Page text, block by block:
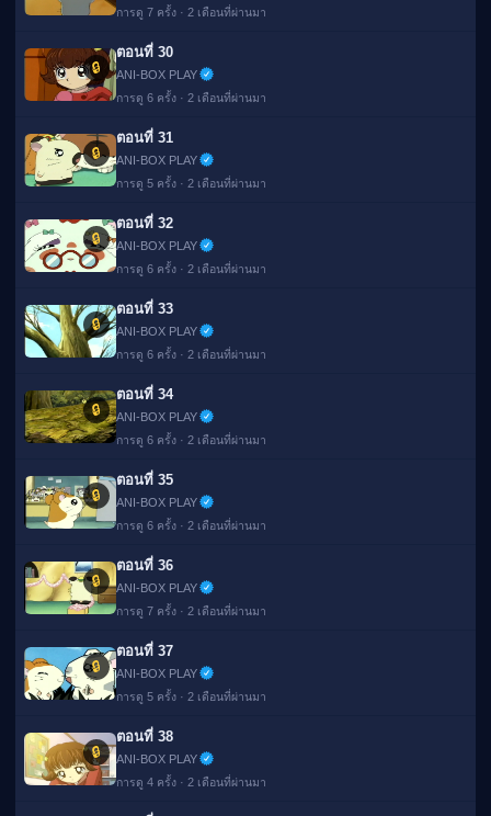
การดู 7 ครั้ง · 2 เดือนที่ผ่านมา
🔒
ตอนที่ 30
ANI-BOX PLAY
การดู 6 ครั้ง · 2 เดือนที่ผ่านมา
🔒
ตอนที่ 31
ANI-BOX PLAY
การดู 5 ครั้ง · 2 เดือนที่ผ่านมา
🔒
ตอนที่ 32
ANI-BOX PLAY
การดู 6 ครั้ง · 2 เดือนที่ผ่านมา
🔒
ตอนที่ 33
ANI-BOX PLAY
การดู 6 ครั้ง · 2 เดือนที่ผ่านมา
🔒
ตอนที่ 34
ANI-BOX PLAY
การดู 6 ครั้ง · 2 เดือนที่ผ่านมา
🔒
ตอนที่ 35
ANI-BOX PLAY
การดู 6 ครั้ง · 2 เดือนที่ผ่านมา
🔒
ตอนที่ 36
ANI-BOX PLAY
การดู 7 ครั้ง · 2 เดือนที่ผ่านมา
🔒
ตอนที่ 37
ANI-BOX PLAY
การดู 5 ครั้ง · 2 เดือนที่ผ่านมา
🔒
ตอนที่ 38
ANI-BOX PLAY
การดู 4 ครั้ง · 2 เดือนที่ผ่านมา